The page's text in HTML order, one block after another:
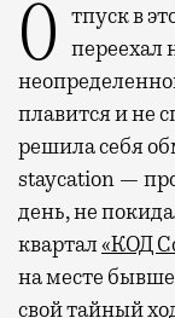
Отпуск в этом году у меня кочует: сначала переехал
плавится и не
решила себя
staycation —
день, не
квартал«КОД
на месте
свой тайный